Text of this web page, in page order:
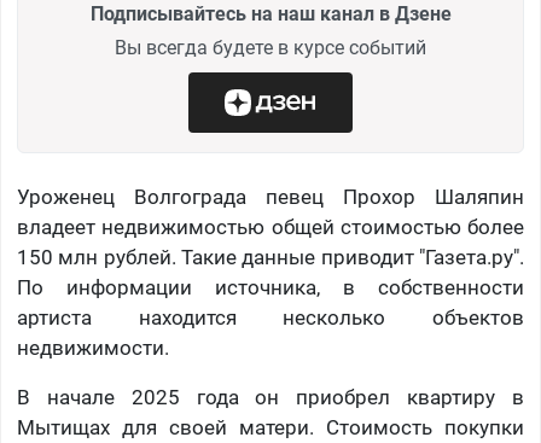
Подписывайтесь на наш канал в Дзене
Вы всегда будете в курсе событий
Уроженец Волгограда певец Прохор Шаляпин
владеет недвижимостью общей стоимостью более
150 млн рублей. Такие данные приводит "Газета.ру".
По информации источника, в собственности
артиста находится несколько объектов
недвижимости.
В начале 2025 года он приобрел квартиру в
Мытищах для своей матери. Стоимость покупки